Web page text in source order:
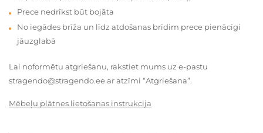
Prece nedrīkst būt bojāta
No iegādes brīža un līdz atdošanas brīdim prece pienācīgi
jāuzglabā
Lai noformētu atgriešanu, rakstiet mums uz e-pastu
stragendo@stragendo.ee ar atzīmi “Atgriešana”.
Mēbeļu plātnes lietošanas instrukcija